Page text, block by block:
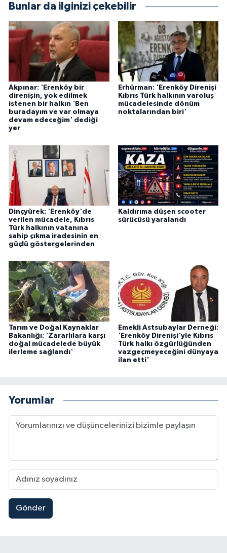
Bunlar da ilginizi çekebilir
Akpınar: 'Erenköy bir
direnişin, yok edilmek
istenen bir halkın 'Ben
buradayım ve var olmaya
devam edeceğim' dediği
yer
Erhürman: 'Erenköy Direnişi
Kıbrıs Türk halkının varoluş
mücadelesinde dönüm
noktalarından biri'
Dinçyürek: 'Erenköy'de
verilen mücadele, Kıbrıs
Türk halkının vatanına
sahip çıkma iradesinin en
güçlü göstergelerinden
Kaldırıma düşen scooter
sürücüsü yaralandı
Tarım ve Doğal Kaynaklar
Bakanlığı: 'Zararlılara karşı
doğal mücadelede büyük
ilerleme sağlandı'
Emekli Astsubaylar Derneği:
'Erenköy Direnişi'yle Kıbrıs
Türk halkı özgürlüğünden
vazgeçmeyeceğini dünyaya
ilan etti'
Yorumlar
Gönder